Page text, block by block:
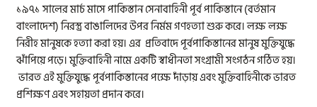
১৯৭১ সালের মার্চ মাসে পাকিস্তান সেনাবাহিনী পূর্ব পাকিস্তানে (বর্তমান
বাংলাদেশ) নিরস্ত্র বাঙালিদের উপর নির্মম গণহত্যা শুরু করে। লক্ষ লক্ষ
নিরীহ মানুষকে হত্যা করা হয়। এর প্রতিবাদে পূর্বপাকিস্তানের মানুষ মুক্তিযুদ্ধে
ঝাঁপিয়ে পড়ে। মুক্তিবাহিনী নামে একটি স্বাধীনতা সংগ্রামী সংগঠন গঠিত হয়।
ভারত এই মুক্তিযুদ্ধে পূর্বপাকিস্তানের পক্ষে দাঁড়ায় এবং মুক্তিবাহিনীকে ভারত
প্রশিক্ষণ এবং সহায়তা প্রদান করে।